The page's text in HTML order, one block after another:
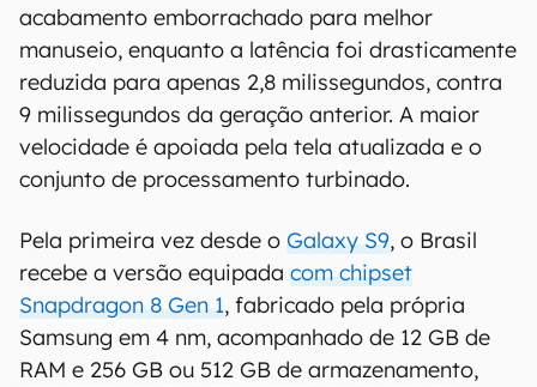
acabamento emborrachado para melhor
manuseio, enquanto a latência foi drasticamente
reduzida para apenas 2,8 milissegundos, contra
9 milissegundos da geração anterior. A maior
velocidade é apoiada pela tela atualizada e o
conjunto de processamento turbinado.
Pela primeira vez desde o Galaxy S9, o Brasil
recebe a versão equipada com chipset
Snapdragon 8 Gen 1, fabricado pela própria
Samsung em 4 nm, acompanhado de 12 GB de
RAM e 256 GB ou 512 GB de armazenamento,